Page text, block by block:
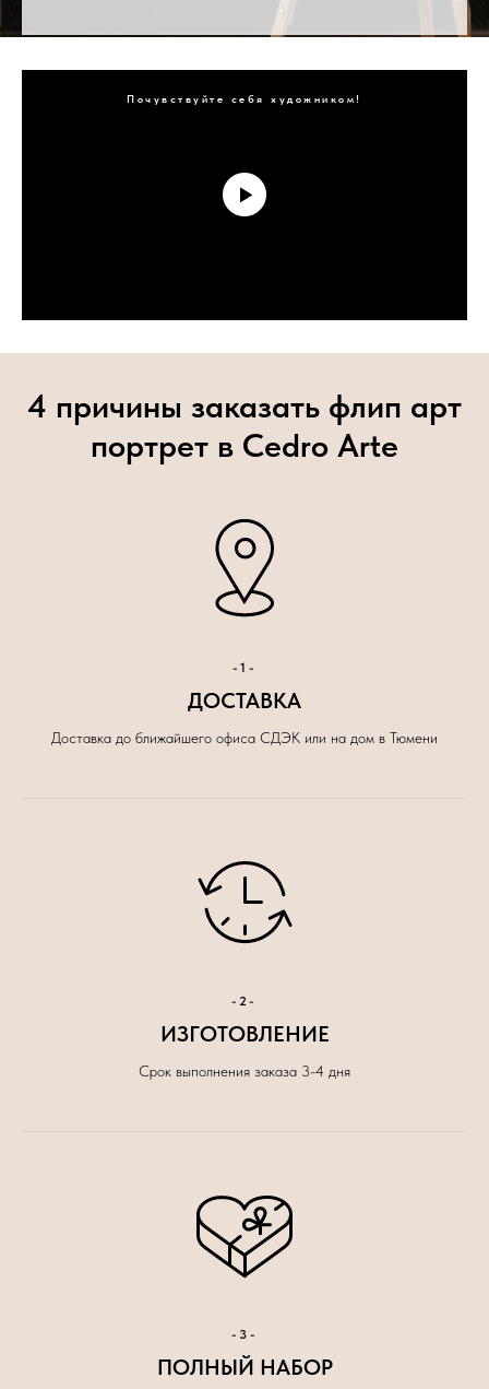
Почувствуйте себя художником!
4 причины заказать флип арт
портрет в Cedro Arte
-1-
ДОСТАВКА
Доставка до ближайшего офиса СДЭК или на дом в Тюмени
-2-
ИЗГОТОВЛЕНИЕ
Срок выполнения заказа 3-4 дня
-3-
ПОЛНЫЙ НАБОР